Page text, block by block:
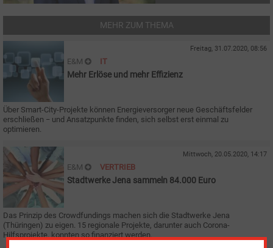
MEHR ZUM THEMA
Freitag, 31.07.2020, 08:56
E&M IT
Mehr Erlöse und mehr Effizienz
Über Smart-City-Projekte können Energieversorger neue Geschäftsfelder
erschließen − und Ansatzpunkte finden, sich selbst erst einmal zu
optimieren.
Mittwoch, 20.05.2020, 14:17
E&M VERTRIEB
Stadtwerke Jena sammeln 84.000 Euro
Das Prinzip des Crowdfundings machen sich die Stadtwerke Jena
(Thüringen) zu eigen. 15 regionale Projekte, darunter auch Corona-
Hilfsprojekte, konnten so finanziert werden.